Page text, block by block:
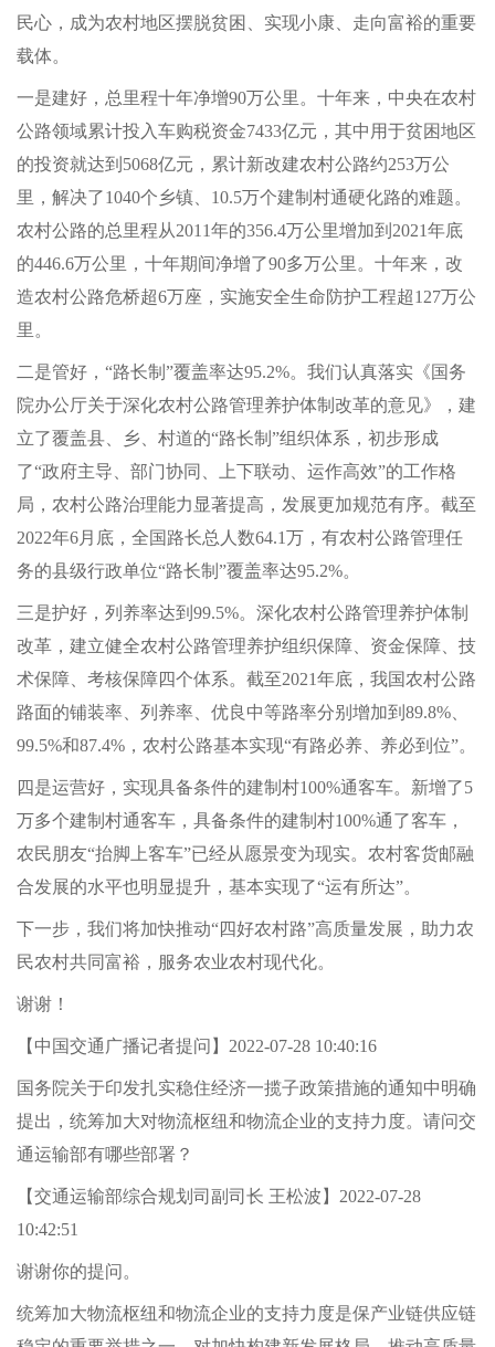
民心，成为农村地区摆脱贫困、实现小康、走向富裕的重要
载体。
一是建好，总里程十年净增90万公里。十年来，中央在农村
公路领域累计投入车购税资金7433亿元，其中用于贫困地区
的投资就达到5068亿元，累计新改建农村公路约253万公
里，解决了1040个乡镇、10.5万个建制村通硬化路的难题。
农村公路的总里程从2011年的356.4万公里增加到2021年底
的446.6万公里，十年期间净增了90多万公里。十年来，改
造农村公路危桥超6万座，实施安全生命防护工程超127万公
里。
二是管好，“路长制”覆盖率达95.2%。我们认真落实《国务
院办公厅关于深化农村公路管理养护体制改革的意见》，建
立了覆盖县、乡、村道的“路长制”组织体系，初步形成
了“政府主导、部门协同、上下联动、运作高效”的工作格
局，农村公路治理能力显著提高，发展更加规范有序。截至
2022年6月底，全国路长总人数64.1万，有农村公路管理任
务的县级行政单位“路长制”覆盖率达95.2%。
三是护好，列养率达到99.5%。深化农村公路管理养护体制
改革，建立健全农村公路管理养护组织保障、资金保障、技
术保障、考核保障四个体系。截至2021年底，我国农村公路
路面的铺装率、列养率、优良中等路率分别增加到89.8%、
99.5%和87.4%，农村公路基本实现“有路必养、养必到位”。
四是运营好，实现具备条件的建制村100%通客车。新增了5
万多个建制村通客车，具备条件的建制村100%通了客车，
农民朋友“抬脚上客车”已经从愿景变为现实。农村客货邮融
合发展的水平也明显提升，基本实现了“运有所达”。
下一步，我们将加快推动“四好农村路”高质量发展，助力农
民农村共同富裕，服务农业农村现代化。
谢谢！
【中国交通广播记者提问】2022-07-28 10:40:16
国务院关于印发扎实稳住经济一揽子政策措施的通知中明确
提出，统筹加大对物流枢纽和物流企业的支持力度。请问交
通运输部有哪些部署？
【交通运输部综合规划司副司长 王松波】2022-07-28
10:42:51
谢谢你的提问。
统筹加大物流枢纽和物流企业的支持力度是保产业链供应链